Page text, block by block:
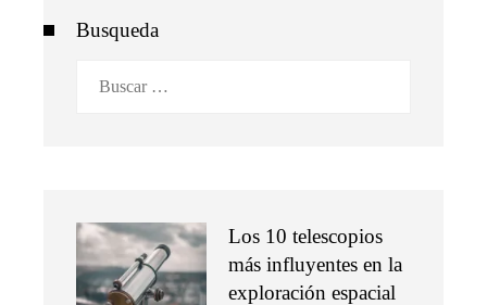
Busqueda
Los 10 telescopios
más influyentes en la
exploración espacial